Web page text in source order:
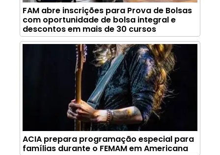
FAM abre inscrições para Prova de Bolsas
com oportunidade de bolsa integral e
descontos em mais de 30 cursos
ACIA prepara programação especial para
famílias durante o FEMAM em Americana